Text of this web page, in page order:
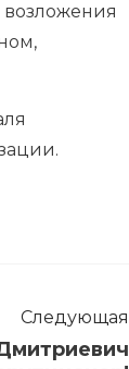
Следующая